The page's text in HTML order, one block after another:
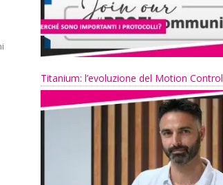
Titanium: l’evoluzione del Motion Control